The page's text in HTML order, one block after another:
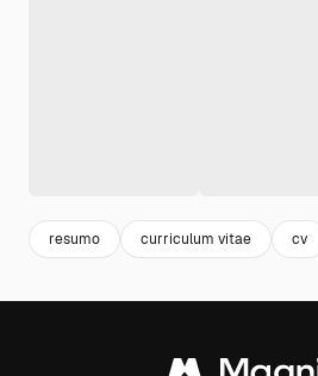
resumo curriculum vitae cv